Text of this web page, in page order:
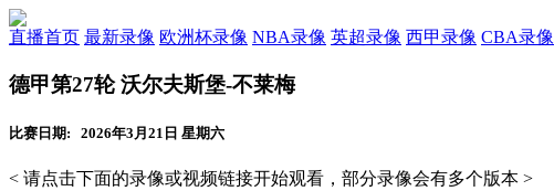
直播首页 最新录像 欧洲杯录像 NBA录像 英超录像 西甲录像 CBA录像
德甲第27轮 沃尔夫斯堡-不莱梅
比赛日期: 2026年3月21日 星期六
< 请点击下面的录像或视频链接开始观看，部分录像会有多个版本 >